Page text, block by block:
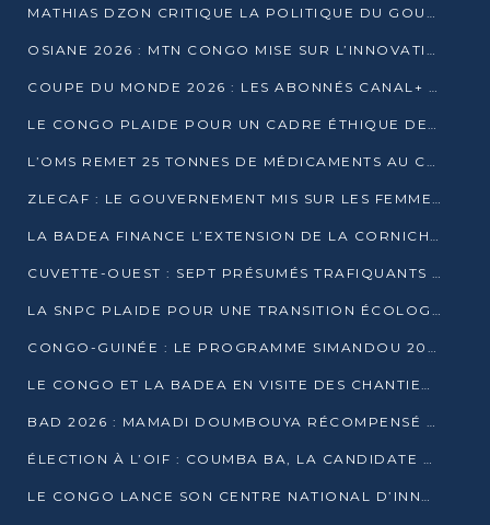
MATHIAS DZON CRITIQUE LA POLITIQUE DU GOUVERNEMENT ET ALERTE SUR LA DETTE DU CONGO
OSIANE 2026 : MTN CONGO MISE SUR L’INNOVATION POUR RELEVER LES DÉFIS AFRICAINS
COUPE DU MONDE 2026 : LES ABONNÉS CANAL+ AU CONGO DÉÇUS À QUELQUES JOURS DU COUP D’ENVOI
LE CONGO PLAIDE POUR UN CADRE ÉTHIQUE DE L’INTELLIGENCE ARTIFICIELLE À DAKAR
L’OMS REMET 25 TONNES DE MÉDICAMENTS AU CONGO POUR RENFORCER LA RIPOSTE AUX ÉPIDÉMIES
ZLECAF : LE GOUVERNEMENT MIS SUR LES FEMMES ENTREPRENEURES
LA BADEA FINANCE L’EXTENSION DE LA CORNICHE SUD DE BRAZZAVILLE
CUVETTE-OUEST : SEPT PRÉSUMÉS TRAFIQUANTS DE FAUNE INTERPELLÉS À EWO ET KELLÉ
LA SNPC PLAIDE POUR UNE TRANSITION ÉCOLOGIQUE PROGRESSIVE
CONGO-GUINÉE : LE PROGRAMME SIMANDOU 2040 AU CŒUR DES ÉCHANGES À LA BAD
LE CONGO ET LA BADEA EN VISITE DES CHANTIERS
BAD 2026 : MAMADI DOUMBOUYA RÉCOMPENSÉ PAR LE TROPHÉE BABACAR NDIAYE À BRAZZAVILLE
ÉLECTION À L’OIF : COUMBA BA, LA CANDIDATE DISCRÈTE QUI BOUSCULE LE JEU DIPLOMATIQUE
LE CONGO LANCE SON CENTRE NATIONAL D’INNOVATION